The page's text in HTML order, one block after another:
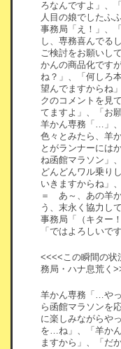
ろなんですよ」、
人目の娘でしたふふ
事務局「え！」、
し、専務喜んでる
ご検討をお願いし
かんの商品化です
ね？」、「何しろ
望んでますからね
クのコメントを見
てますよ」、「お
羊かん専務「…」
色々とみたら、羊
とがランナーには
ね函館マラソン」
どんどんワル乗り
いきますからね」
＝ あ～、あの羊
う、末永く協力し
事務局「（キター
「ではよろしいで
<<<<この瞬間の状
務局・ハナ息荒く
羊かん専務「…や
ら函館マラソンを
に楽しみながらや
を…ね」、「羊か
ますから」、「だ